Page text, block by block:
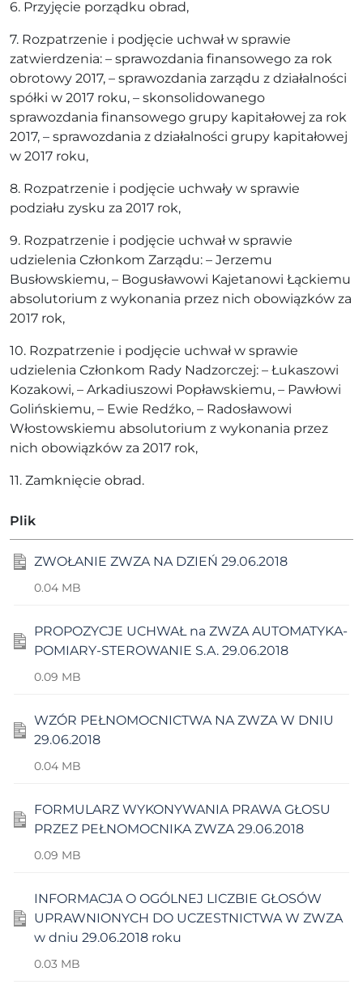
6. Przyjęcie porządku obrad,
7. Rozpatrzenie i podjęcie uchwał w sprawie
zatwierdzenia: – sprawozdania finansowego za rok
obrotowy 2017, – sprawozdania zarządu z działalności
spółki w 2017 roku, – skonsolidowanego
sprawozdania finansowego grupy kapitałowej za rok
2017, – sprawozdania z działalności grupy kapitałowej
w 2017 roku,
8. Rozpatrzenie i podjęcie uchwały w sprawie
podziału zysku za 2017 rok,
9. Rozpatrzenie i podjęcie uchwał w sprawie
udzielenia Członkom Zarządu: – Jerzemu
Busłowskiemu, – Bogusławowi Kajetanowi Łąckiemu
absolutorium z wykonania przez nich obowiązków za
2017 rok,
10. Rozpatrzenie i podjęcie uchwał w sprawie
udzielenia Członkom Rady Nadzorczej: – Łukaszowi
Kozakowi, – Arkadiuszowi Popławskiemu, – Pawłowi
Golińskiemu, – Ewie Redźko, – Radosławowi
Włostowskiemu absolutorium z wykonania przez
nich obowiązków za 2017 rok,
11. Zamknięcie obrad.
Plik
ZWOŁANIE ZWZA NA DZIEŃ 29.06.2018
0.04 MB
PROPOZYCJE UCHWAŁ na ZWZA AUTOMATYKA-
POMIARY-STEROWANIE S.A. 29.06.2018
0.09 MB
WZÓR PEŁNOMOCNICTWA NA ZWZA W DNIU
29.06.2018
0.04 MB
FORMULARZ WYKONYWANIA PRAWA GŁOSU
PRZEZ PEŁNOMOCNIKA ZWZA 29.06.2018
0.09 MB
INFORMACJA O OGÓLNEJ LICZBIE GŁOSÓW
UPRAWNIONYCH DO UCZESTNICTWA W ZWZA
w dniu 29.06.2018 roku
0.03 MB